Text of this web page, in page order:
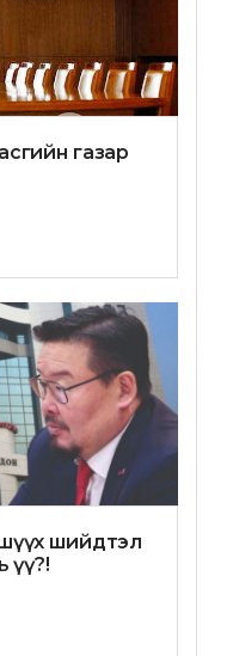
газар
шийдтэл
үү?!